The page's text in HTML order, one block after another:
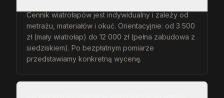
Cennik wiatrołapów jest indywidualny i zależy od
metrażu, materiałów i okuć. Orientacyjnie: od 3 500
zł (mały wiatrołap) do 12 000 zł (pełna zabudowa z
siedziskiem). Po bezpłatnym pomiarze
przedstawiamy konkretną wycenę.